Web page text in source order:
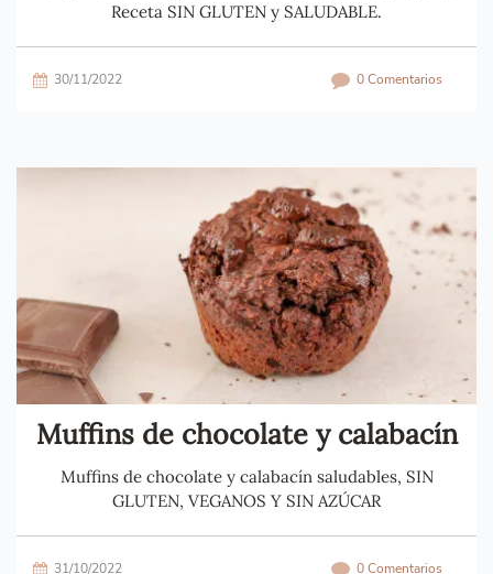
Receta SIN GLUTEN y SALUDABLE.
30/11/2022 0 Comentarios
Muffins de chocolate y calabacín
Muffins de chocolate y calabacín saludables, SIN
GLUTEN, VEGANOS Y SIN AZÚCAR
31/10/2022 0 Comentarios